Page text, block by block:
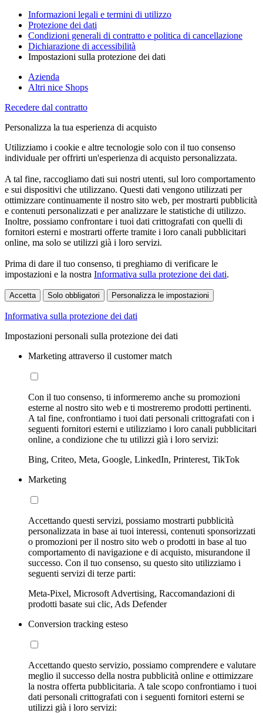
Informazioni legali e termini di utilizzo
Protezione dei dati
Condizioni generali di contratto e politica di cancellazione
Dichiarazione di accessibilità
Impostazioni sulla protezione dei dati
Azienda
Altri nice Shops
Recedere dal contratto
Personalizza la tua esperienza di acquisto
Utilizziamo i cookie e altre tecnologie solo con il tuo consenso
individuale per offrirti un'esperienza di acquisto personalizzata.
A tal fine, raccogliamo dati sui nostri utenti, sul loro comportamento
e sui dispositivi che utilizzano. Questi dati vengono utilizzati per
ottimizzare continuamente il nostro sito web, per mostrarti pubblicità
e contenuti personalizzati e per analizzare le statistiche di utilizzo.
Inoltre, possiamo confrontare i tuoi dati crittografati con quelli di
fornitori esterni e mostrarti offerte tramite i loro canali pubblicitari
online, ma solo se utilizzi già i loro servizi.
Prima di dare il tuo consenso, ti preghiamo di verificare le
impostazioni e la nostra Informativa sulla protezione dei dati.
Accetta Solo obbligatori Personalizza le impostazioni
Informativa sulla protezione dei dati
Impostazioni personali sulla protezione dei dati
Marketing attraverso il customer match
Con il tuo consenso, ti informeremo anche su promozioni
esterne al nostro sito web e ti mostreremo prodotti pertinenti.
A tal fine, confrontiamo i tuoi dati personali crittografati con i
seguenti fornitori esterni e utilizziamo i loro canali pubblicitari
online, a condizione che tu utilizzi già i loro servizi:
Bing, Criteo, Meta, Google, LinkedIn, Printerest, TikTok
Marketing
Accettando questi servizi, possiamo mostrarti pubblicità
personalizzata in base ai tuoi interessi, contenuti sponsorizzati
o promozioni per il nostro sito web o prodotti in base al tuo
comportamento di navigazione e di acquisto, misurandone il
successo. Con il tuo consenso, su questo sito utilizziamo i
seguenti servizi di terze parti:
Meta-Pixel, Microsoft Advertising, Raccomandazioni di
prodotti basate sui clic, Ads Defender
Conversion tracking esteso
Accettando questo servizio, possiamo comprendere e valutare
meglio il successo della nostra pubblicità online e ottimizzare
la nostra offerta pubblicitaria. A tale scopo confrontiamo i tuoi
dati personali crittografati con i seguenti fornitori esterni se
utilizzi già i loro servizi: